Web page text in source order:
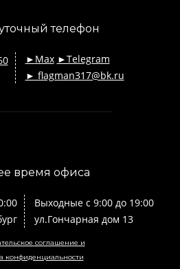
телефон
►Max ►Telegram
► flagman317@bk.ru
время офиса
Выходные с 9:00 до 19:00
ул.Гончарная дом 13
соглашение и
конфиденциальности